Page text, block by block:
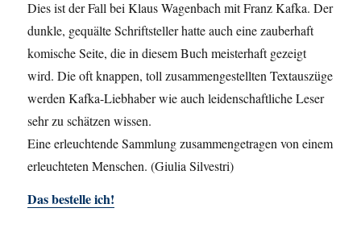
Dies ist der Fall bei Klaus Wagenbach mit Franz Kafka. Der
dunkle, gequälte Schriftsteller hatte auch eine zauberhaft
komische Seite, die in diesem Buch meisterhaft gezeigt
wird. Die oft knappen, toll zusammengestellten Textauszüge
werden Kafka-Liebhaber wie auch leidenschaftliche Leser
sehr zu schätzen wissen.
Eine erleuchtende Sammlung zusammengetragen von einem
erleuchteten Menschen. (Giulia Silvestri)
Das bestelle ich!